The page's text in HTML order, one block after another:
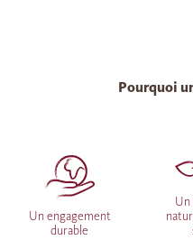
Pourquoi
Un engagement
durable
Un